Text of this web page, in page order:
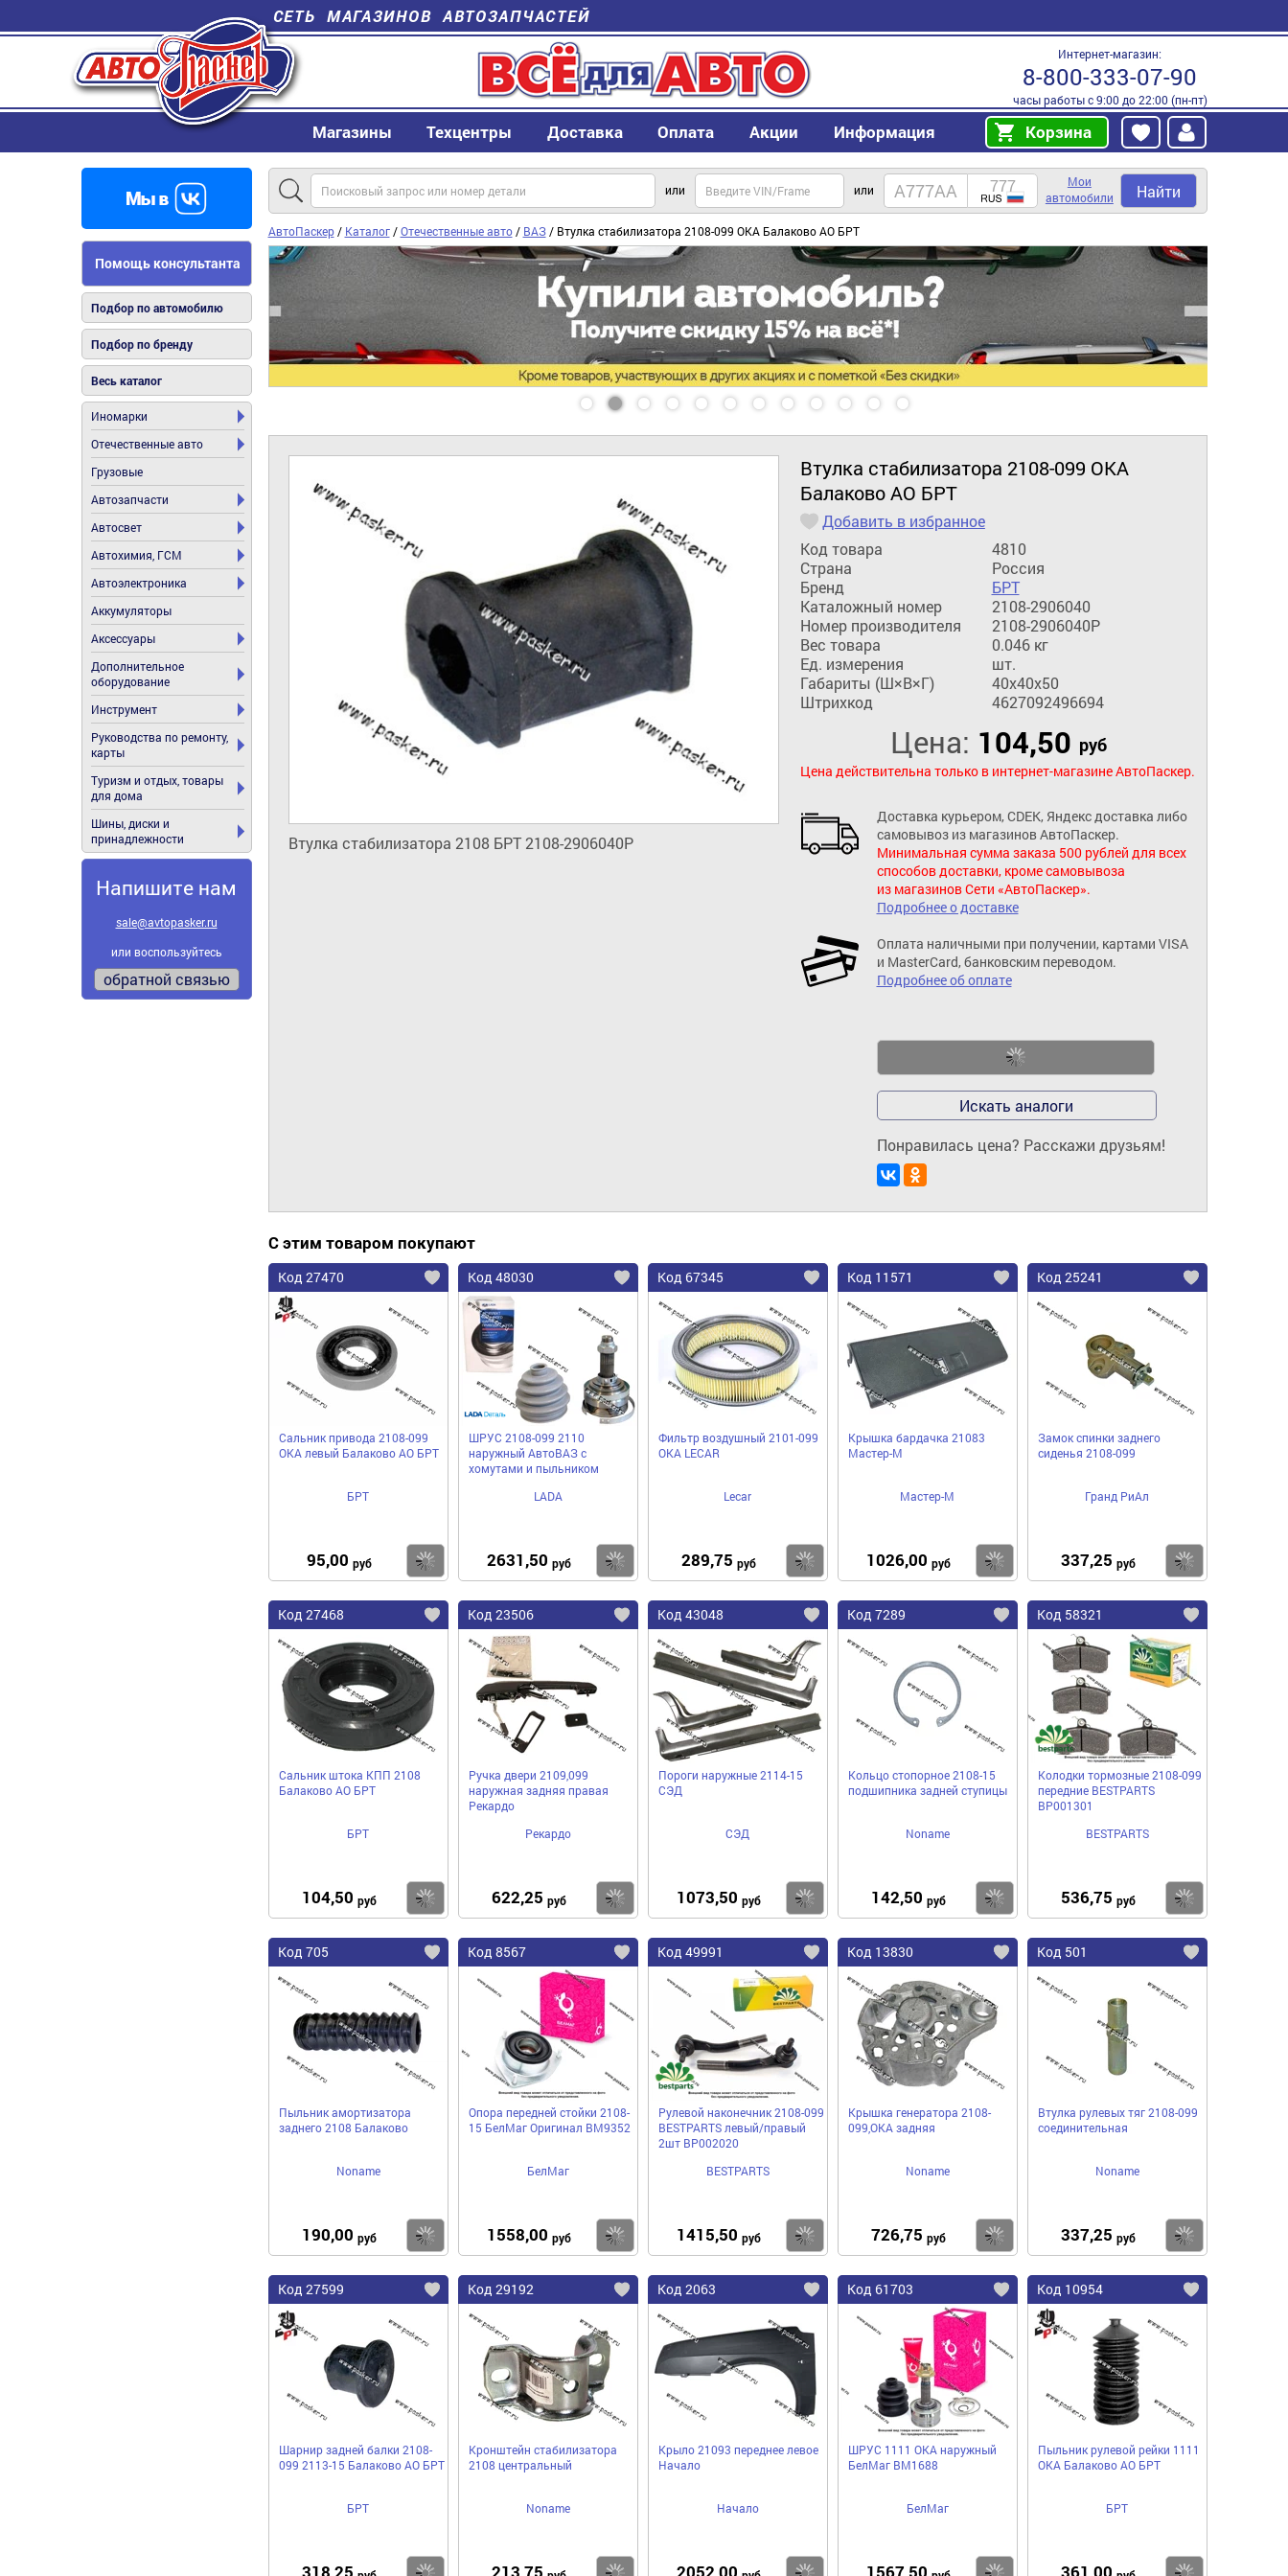
СЕТЬ МАГАЗИНОВ АВТОЗАПЧАСТЕЙ
Интернет-магазин:
8-800-333-07-90
часы работы с 9:00 до 22:00 (пн-пт)
Магазины Техцентры Доставка Оплата Акции Информация Корзина
Помощь консультанта
Подбор по автомобилю
Подбор по бренду
Весь каталог
Иномарки
Отечественные авто
Грузовые
Автозапчасти
Автосвет
Автохимия, ГСМ
Автоэлектроника
Аккумуляторы
Аксессуары
Дополнительное
оборудование
Инструмент
Руководства по ремонту,
карты
Туризм и отдых, товары
для дома
Шины, диски и
принадлежности
Напишите нам
sale@avtopasker.ru
или воспользуйтесь
обратной связью
или или
Мои
автомобили
Найти
АвтоПаскер/ Каталог/Отечественные авто/ ВАЗ/ Втулка стабилизатора 2108-099 ОКА Балаково АО БРТ
Втулка стабилизатора 2108-099 ОКА
Балаково АО БРТ
Добавить в избранное
Код товара
4810
Страна
Россия
Бренд
БРТ
Каталожный номер
2108-2906040
Номер производителя
2108-2906040Р
Вес товара
0.046 кг
Ед. измерения
шт.
Габариты (Ш×В×Г)
40x40x50
Штрихкод
4627092496694
Цена: 104,50 руб
Цена действительна только в интернет-магазине АвтоПаскер.
Доставка курьером, CDEK, Яндекс доставка либо
самовывоз из магазинов АвтоПаскер.
Минимальная сумма заказа 500 рублей для всех
способов доставки, кроме самовывоза
из магазинов Сети «АвтоПаскер».
Подробнее о доставке
Оплата наличными при получении, картами VISA
и MasterCard, банковским переводом.
Подробнее об оплате
Искать аналоги
Понравилась цена? Расскажи друзьям!
Втулка стабилизатора 2108 БРТ 2108-2906040Р
С этим товаром покупают
Код 27470
Сальник привода 2108-099
ОКА левый Балаково АО БРТ
БРТ
95,00 руб Купить
Код 48030
ШРУС 2108-099 2110
наружный АвтоВАЗ с
хомутами и пыльником
LADA
2631,50 руб Купить
Код 67345
Фильтр воздушный 2101-099
ОКА LECAR
Lecar
289,75 руб Купить
Код 11571
Крышка бардачка 21083
Мастер-М
Мастер-М
1026,00 руб Купить
Код 25241
Замок спинки заднего
сиденья 2108-099
Гранд РиАл
337,25 руб
Код 27468
Сальник штока КПП 2108
Балаково АО БРТ
БРТ
104,50 руб Купить
Код 23506
Ручка двери 2109,099
наружная задняя правая
Рекардо
Рекардо
622,25 руб Купить
Код 43048
Пороги наружные 2114-15
СЭД
СЭД
1073,50 руб Купить
Код 7289
Кольцо стопорное 2108-15
подшипника задней ступицы
Noname
142,50 руб Купить
Код 58321
Колодки тормозные 2108-099
передние BESTPARTS
BP001301
BESTPARTS
536,75 руб
Код 705
Пыльник амортизатора
заднего 2108 Балаково
Noname
190,00 руб Купить
Код 8567
Опора передней стойки 2108-
15 БелМаг Оригинал BM9352
БелМаг
1558,00 руб Купить
Код 49991
Рулевой наконечник 2108-099
BESTPARTS левый/правый
2шт BP002020
BESTPARTS
1415,50 руб Купить
Код 13830
Крышка генератора 2108-
099,ОКА задняя
Noname
726,75 руб Купить
Код 501
Втулка рулевых тяг 2108-099
соединительная
Noname
337,25 руб
Код 27599
Шарнир задней балки 2108-
099 2113-15 Балаково АО БРТ
БРТ
Код 29192
Кронштейн стабилизатора
2108 центральный
Noname
Код 2063
Крыло 21093 переднее левое
Начало
Начало
Код 61703
ШРУС 1111 ОКА наружный
БелМаг BM1688
БелМаг
Код 10954
Пыльник рулевой рейки 1111
ОКА Балаково АО БРТ
БРТ